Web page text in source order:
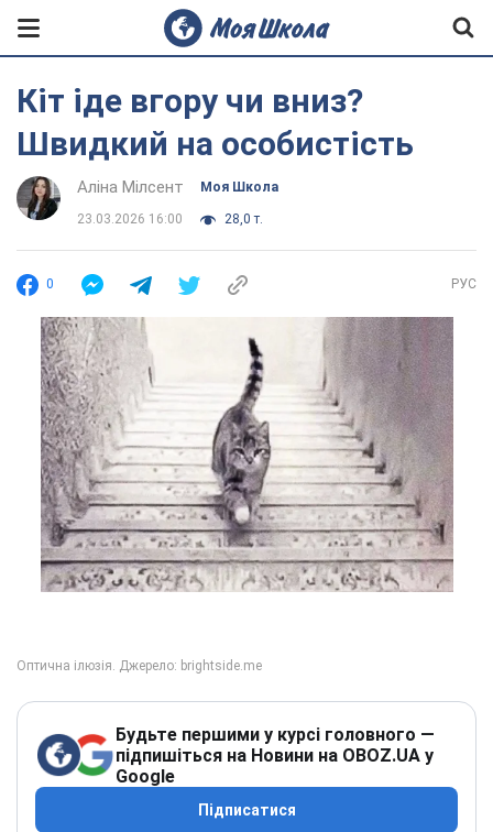
Кіт іде вгору чи вниз?
Швидкий на особистість
Аліна Мілсент Моя Школа
23.03.2026 16:00 28,0 т.
0 РУС
Будьте першими у курсі головного —
підпишіться на Новини на OBOZ.UA у
Google
Підписатися